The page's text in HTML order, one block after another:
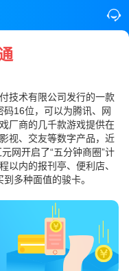
技术有限公司发行的一款
16位，可以为腾讯、网
厂商的几千款游戏提供在
视、交友等数字产品，近
网开启了“五分钟商圈”计
以内的报刊亭、便利店、
多种面值的骏卡。